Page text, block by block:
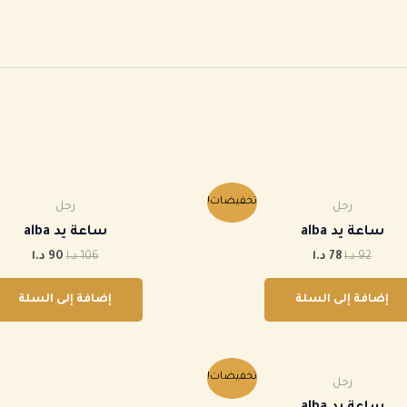
تخفيضات! رجل
ساعة يد alba
92 د.ا
الأصلي
هو:
78 د.ا
هو:
إضافة إلى السلة
رجل
ساعة يد alba
106 د.ا
الأصلي
هو:
90 د.ا
هو:
إضافة إلى السلة
تخفيضات! رجلالأصلي
هو:
هو: